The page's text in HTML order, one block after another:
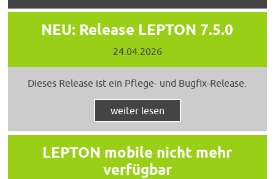
NEU: Release LEPTON 7.5.0
24.04.2026
Dieses Release ist ein Pflege- und Bugfix-Release.
weiter lesen
LEPTON mobile nicht mehr
verfügbar